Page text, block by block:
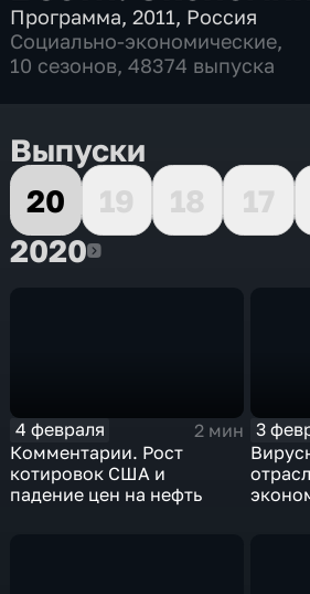
Программа,2011, Россия
Социально-экономические,
10 сезонов, 48374 выпуска
Выпуски
20
19 18 17
20202020
4 февраля
2 мин
Комментарии. Рост
котировок США и
падение цен на нефть
3